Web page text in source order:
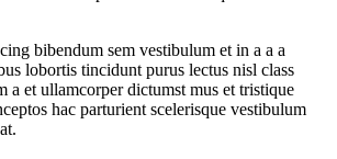
bibendum sem vestibulum et in a a a
lobortis tincidunt purus lectus nisl class
a et ullamcorper dictumst mus et tristique
hac parturient scelerisque vestibulum